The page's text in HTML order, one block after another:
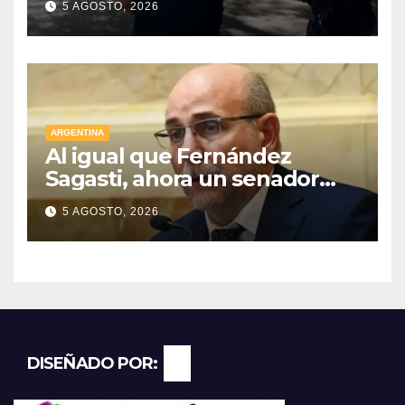
detenidos
5 AGOSTO, 2026
ARGENTINA
Al igual que Fernández
Sagasti, ahora un senador
radical pidió votar en forma
remota
5 AGOSTO, 2026
DISEÑADO POR: